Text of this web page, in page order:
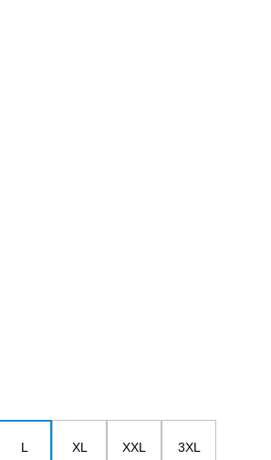
L XL XXL 3XL